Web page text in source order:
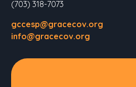
(703) 318-7073
gccesp@gracecov.org
info@gracecov.org